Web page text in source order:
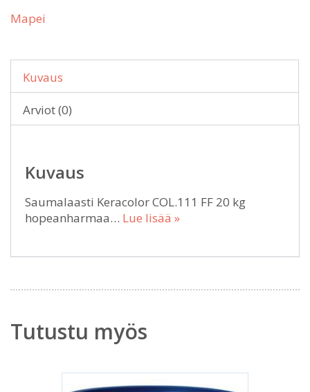
Mapei
Kuvaus
Arviot (0)
Kuvaus
Saumalaasti Keracolor COL.111 FF 20 kg
hopeanharmaa… Lue lisää »
Tutustu myös